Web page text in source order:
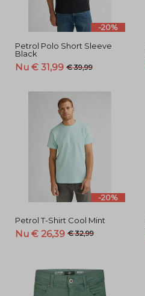
-20%
Petrol Polo Short Sleeve
Black
Nu € 31,99 € 39,99
-20%
Petrol T-Shirt Cool Mint
Nu € 26,39 € 32,99